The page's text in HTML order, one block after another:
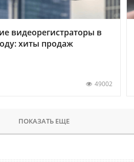
видеорегистраторы в
хиты продаж
49002
ПОКАЗАТЬ ЕЩЕ